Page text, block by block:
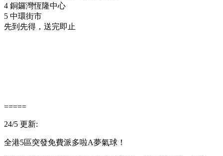
4 銅鑼灣恆隆中心
5 中環街市
先到先得，送完即止
=====
24/5 更新:
全港5區突發免費派多啦A夢氣球！